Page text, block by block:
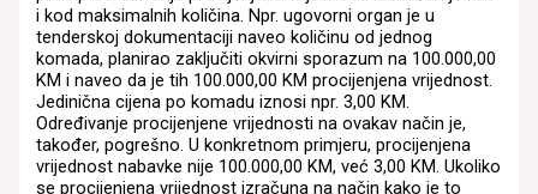
i kod maksimalnih količina. Npr. ugovorni organ je u
tenderskoj dokumentaciji naveo količinu od jednog
komada, planirao zaključiti okvirni sporazum na 100.000,00
KM i naveo da je tih 100.000,00 KM procijenjena vrijednost.
Jedinična cijena po komadu iznosi npr. 3,00 KM.
Određivanje procijenjene vrijednosti na ovakav način je,
također, pogrešno. U konkretnom primjeru, procijenjena
vrijednost nabavke nije 100.000,00 KM, već 3,00 KM. Ukoliko
se procijenjena vrijednost izračuna na način kako je to